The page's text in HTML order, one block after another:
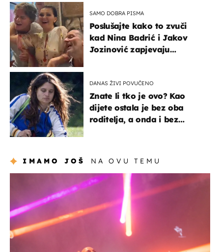
SAMO DOBRA PISMA
Poslušajte kako to zvuči
kad Nina Badrić i Jakov
Jozinović zapjevaju
DANAS ŽIVI POVUČENO
Znate li tko je ovo? Kao
dijete ostala je bez oba
roditelja, a onda i bez
IMAMO JOŠ NA OVU TEMU